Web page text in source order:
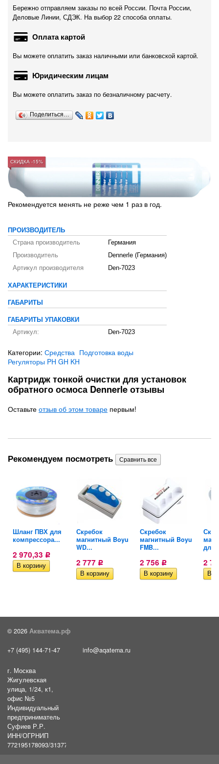
Бережно отправляем заказы по всей России. Почта России,
Деловые Линии, СДЭК. На выбор 22 способа оплаты.
Оплата картой
Вы можете оплатить заказ наличными или банковской картой.
Юридическим лицам
Вы можете оплатить заказ по безналичному расчету.
Поделиться…
СКИДКА -15%
Рекомендуется менять не реже чем 1 раз в год.
ПРОИЗВОДИТЕЛЬ
Страна производитель
Германия
Производитель
Dennerle (Германия)
Артикул производителя
Den-7023
ХАРАКТЕРИСТИКИ
ГАБАРИТЫ
ГАБАРИТЫ УПАКОВКИ
Артикул:
Den-7023
Категории: Средства Подготовка воды
Регуляторы PH GH KH
Картридж тонкой очистки для установок
обратного осмоса Dennerle отзывы
Оставьте отзыв об этом товаре первым!
Рекомендуем посмотреть
Шланг ПВХ для
компрессора...
2 970,33 Р
Скребок
магнитный Boyu
WD...
2 777 Р
Скребок
магнитный Boyu
FMB...
2 756 Р 2
© 2026 Акватема.рф
+7 (495) 144-71-47 info@aqatema.ru
г. Москва
Жигулевская
улица, 1/24, к1,
офис №5
Индивидуальный
предприниматель
Суфиев Р.Р.
ИНН/ОГРНИП
772195178093/31377461610054